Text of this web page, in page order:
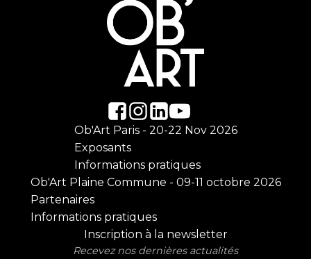
Ob'Art Paris - 20-22 Nov 2026
Exposants
Informations pratiques
Ob'Art Plaine Commune - 09-11 octobre 2026
Partenaires
Informations pratiques
Inscription à la newsletter
Recevez nos dernières actualités